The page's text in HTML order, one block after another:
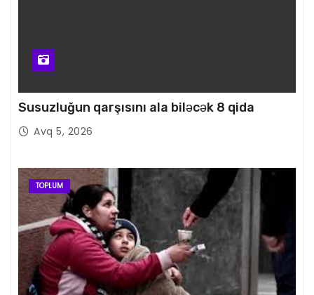
Susuzluğun qarşısını ala biləcək 8 qida
Avq 5, 2026
TOPLUM